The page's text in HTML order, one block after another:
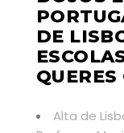
DE
Alta de